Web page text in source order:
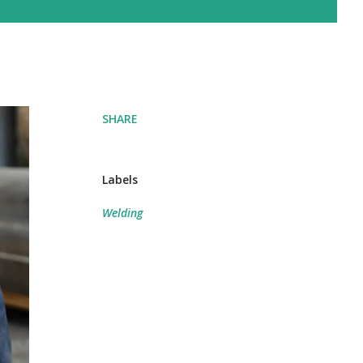
SHARE
Labels
Welding